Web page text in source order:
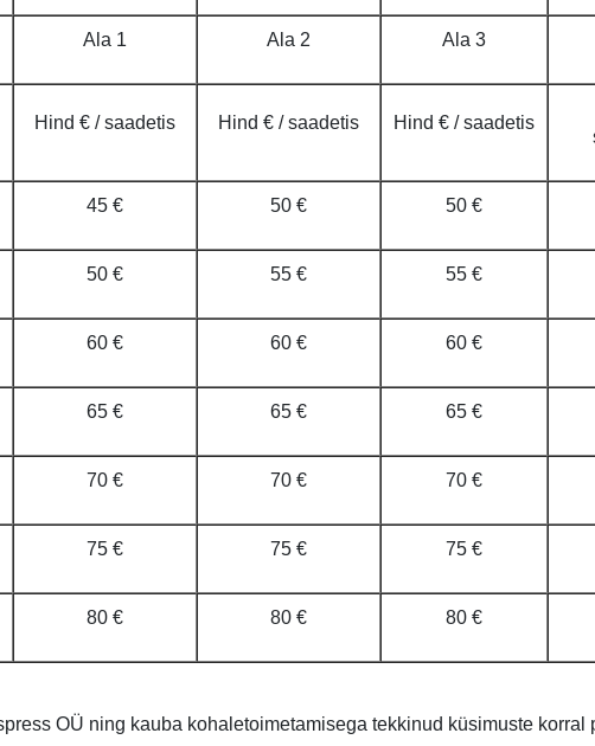
Ala 1 Ala 2 Ala 3
Hind € / saadetis Hind € / saadetis Hind € / saadetis
45 € 50 € 50 €
50 € 55 € 55 €
60 € 60 € 60 €
65 € 65 € 65 €
70 € 70 € 70 €
75 € 75 € 75 €
80 € 80 € 80 €
OÜ ning kauba kohaletoimetamisega tekkinud küsimuste